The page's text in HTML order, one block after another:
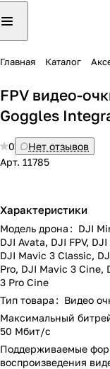
Главная Каталог
FPV видео-
Goggles
0
Нет отзывов
Арт. 11785
Характеристики
Модель дрона : DJI
DJI Avata, DJI FPV,
DJI Mavic 3 Classic,
Pro, DJI Mavic 3 Cine,
3 Pro Cine
Тип товара : Видео
Максимальный
50 Мбит/с
Поддерживаемые
воспроизведения